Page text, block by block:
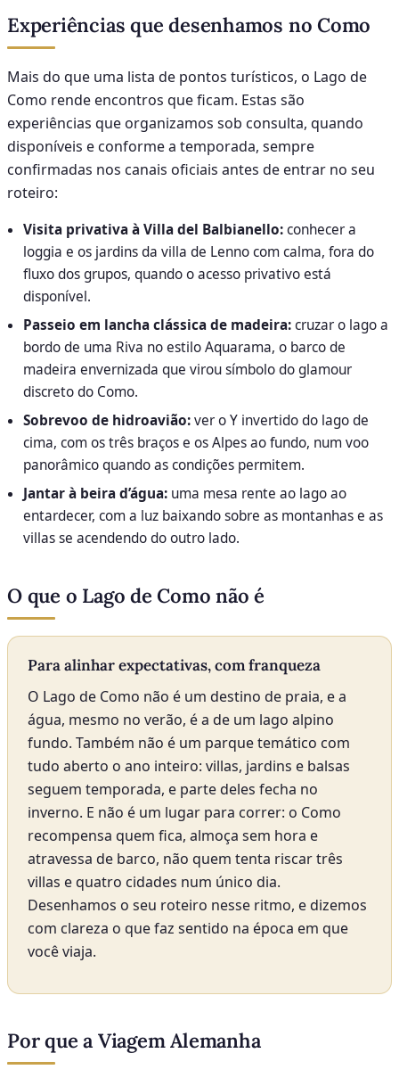
Experiências que desenhamos no Como
Mais do que uma lista de pontos turísticos, o Lago de
Como rende encontros que ficam. Estas são
experiências que organizamos sob consulta, quando
disponíveis e conforme a temporada, sempre
confirmadas nos canais oficiais antes de entrar no seu
roteiro:
Visita privativa à Villa del Balbianello:conhecer a
loggia e os jardins da villa de Lenno com calma, fora do
fluxo dos grupos, quando o acesso privativo está
disponível.
Passeio em lancha clássica de madeira:cruzar o lago a
bordo de uma Riva no estilo Aquarama, o barco de
madeira envernizada que virou símbolo do glamour
discreto do Como.
Sobrevoo de hidroavião:ver o Y invertido do lago de
cima, com os três braços e os Alpes ao fundo, num voo
panorâmico quando as condições permitem.
Jantar à beira d’água:uma mesa rente ao lago ao
entardecer, com a luz baixando sobre as montanhas e as
villas se acendendo do outro lado.
O que o Lago de Como não é
Para alinhar expectativas, com franqueza
O Lago de Como não é um destino de praia, e a
água, mesmo no verão, é a de um lago alpino
fundo. Também não é um parque temático com
tudo aberto o ano inteiro: villas, jardins e balsas
seguem temporada, e parte deles fecha no
inverno. E não é um lugar para correr: o Como
recompensa quem fica, almoça sem hora e
atravessa de barco, não quem tenta riscar três
villas e quatro cidades num único dia.
Desenhamos o seu roteiro nesse ritmo, e dizemos
com clareza o que faz sentido na época em que
você viaja.
Por que a Viagem Alemanha